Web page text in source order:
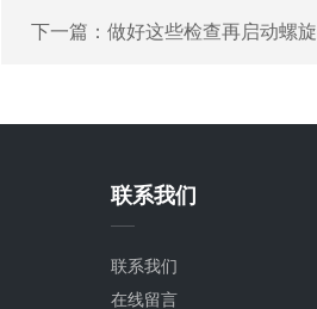
下一篇： 做好这些检查再启动螺
联系我们
联系我们
在线留言